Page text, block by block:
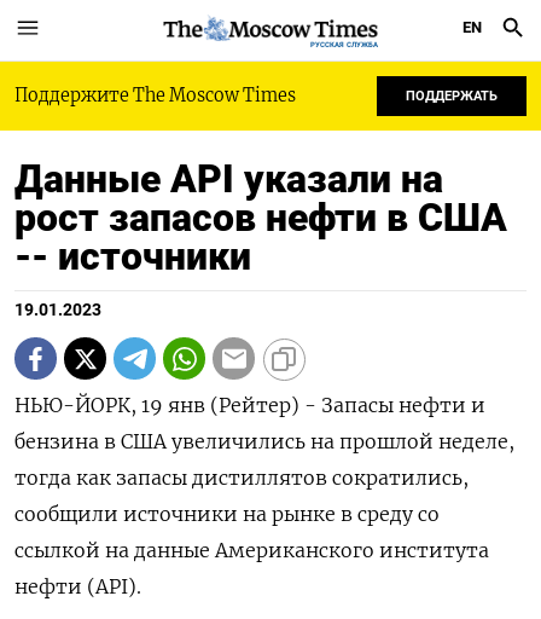
РУССКАЯ СЛУЖБА
EN
Поддержите The Moscow Times ПОДДЕРЖАТЬ
Данные API указали на
рост запасов нефти в США
-- источники
19.01.2023
НЬЮ-ЙОРК, 19 янв (Рейтер) - Запасы нефти и
бензина в США увеличились на прошлой неделе,
тогда как запасы дистиллятов сократились,
сообщили источники на рынке в среду со
ссылкой на данные Американского института
нефти (API).